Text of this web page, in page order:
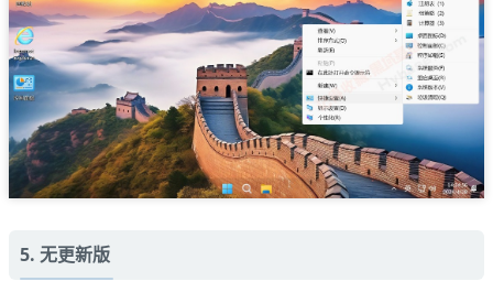
5. 无更新版